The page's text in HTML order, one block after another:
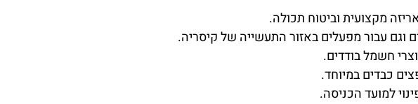
מקצועית וביטוח תכולה.
וגם עבור מפעלים באזור התעשייה של קיסריה.
חשמל בודדים.
כבדים במיוחד.
למועד הכניסה.